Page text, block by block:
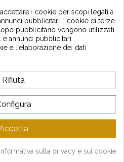
informato sulle ultime
notre newsletter, vous reconnaissez avoir pris
DI VINTAGE
i cookie per scopi legati a
pubblicitari. I cookie di terze
pubblicitario vengono utilizzati
e annunci pubblicitari
e l'elaborazione dei dati
Rifiuta
Informativa sulla privacy e sui cookie